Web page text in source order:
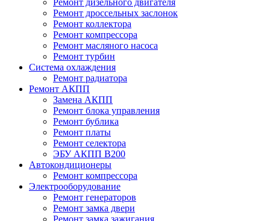
Ремонт дизельного двигателя
Ремонт дроссельных заслонок
Ремонт коллектора
Ремонт компрессора
Ремонт масляного насоса
Ремонт турбин
Система охлаждения
Ремонт радиатора
Ремонт АКПП
Замена АКПП
Ремонт блока управления
Ремонт бублика
Ремонт платы
Ремонт селектора
ЭБУ АКПП B200
Автокондиционеры
Ремонт компрессора
Электрооборудование
Ремонт генераторов
Ремонт замка двери